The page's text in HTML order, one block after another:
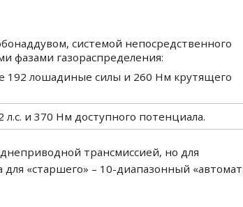
системой непосредственного
фазами газораспределения:
192 лошадиные силы и 260 Нм крутящего
и 370 Нм доступного потенциала.
трансмиссией, но для
«старшего» – 10-диапазонный